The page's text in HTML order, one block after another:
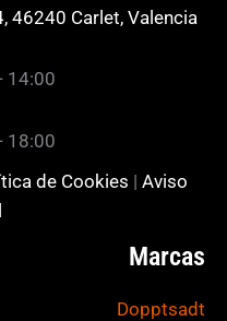
46240 Carlet, Valencia
14:00
18:00
de Cookies | Aviso
Marcas
Dopptsadt